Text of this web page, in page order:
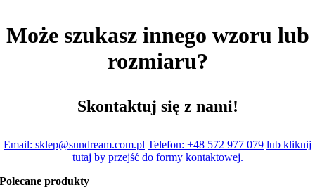
Może szukasz innego wzoru lub
rozmiaru?
Skontaktuj się z nami!
Email: sklep@sundream.com.pl Telefon: +48 572 977 079 lub kliknij
tutaj by przejść do formy kontaktowej.
Polecane produkty